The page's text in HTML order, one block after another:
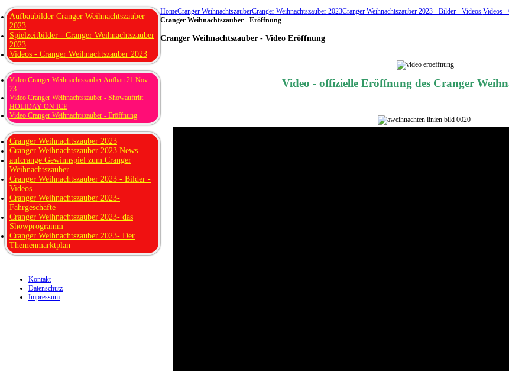
HomeCranger WeihnachtszauberCranger Weihnachtszauber 2023Cranger Weihnachtszauber 2023 - Bilder - Videos Videos -
Cranger Weihnachtszauber - Eröffnung
Cranger Weihnachtszauber - Video Eröffnung
Video - offizielle Eröffnung des Cranger
Aufbaubilder Cranger Weihnachtszauber
2023
Spielzeitbilder - Cranger Weihnachtszauber
2023
Videos - Cranger Weihnachtszauber 2023
Video Cranger Weihnachtszauber Aufbau 21.Nov
23
Video Cranger Weihnachtszauber - Showauftritt
HOLIDAY ON ICE
Video Cranger Weihnachtszauber - Eröffnung
Cranger Weihnachtszauber 2023
Cranger Weihnachtszauber 2023 News
aufcrange Gewinnspiel zum Cranger
Weihnachtszauber
Cranger Weihnachtszauber 2023 - Bilder -
Videos
Cranger Weihnachtszauber 2023-
Fahrgeschäfte
Cranger Weihnachtszauber 2023- das
Showprogramm
Cranger Weihnachtszauber 2023- Der
Themenmarktplan
Kontakt
Datenschutz
Impressum